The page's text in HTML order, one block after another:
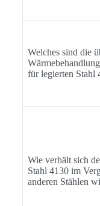
Welches sind die
für legierten Stahl
Wie verhält sich
Stahl 4130 im
anderen Stählen